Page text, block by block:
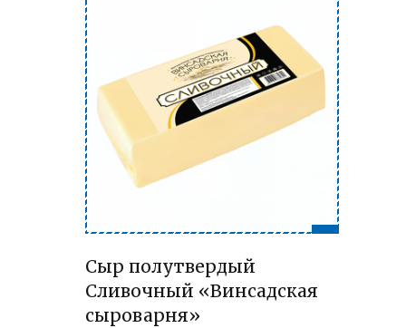
Сыр полутвердый
Сливочный «Винсадская
сыроварня»